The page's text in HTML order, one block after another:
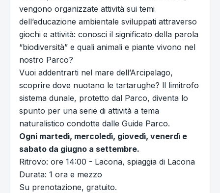
vengono organizzate attività sui temi
dell’educazione ambientale sviluppati attraverso
giochi e attività: conosci il significato della parola
“biodiversità” e quali animali e piante vivono nel
nostro Parco?
Vuoi addentrarti nel mare dell’Arcipelago,
scoprire dove nuotano le tartarughe? ll limitrofo
sistema dunale, protetto dal Parco, diventa lo
spunto per una serie di attività a tema
naturalistico condotte dalle Guide Parco.
Ogni martedì, mercoledì, giovedì, venerdì e
sabato da giugno a settembre.
Ritrovo: ore 14:00 - Lacona, spiaggia di Lacona
Durata: 1 ora e mezzo
Su prenotazione, gratuito.